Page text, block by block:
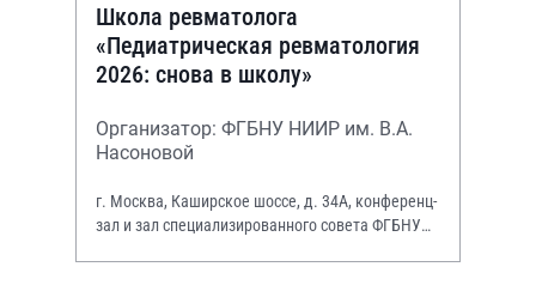
Школа ревматолога
«Педиатрическая ревматология
2026: снова в школу»
Организатор: ФГБНУ НИИР им. В.А.
Насоновой
г. Москва, Каширское шоссе, д. 34А, конференц-
зал и зал специализированного совета ФГБНУ